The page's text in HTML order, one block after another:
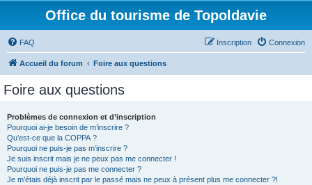
Office du tourisme de Topoldavie
FAQ Connexion
Inscription
Accueil du forum Foire aux questions
Foire aux questions
Problèmes de connexion et d’inscription
Pourquoi ai-je besoin de m’inscrire ?
Qu’est-ce que la COPPA ?
Pourquoi ne puis-je pas m’inscrire ?
Je suis inscrit mais je ne peux pas me connecter !
Pourquoi ne puis-je pas me connecter ?
Je m’étais déjà inscrit par le passé mais ne peux à présent plus me connecter ?!